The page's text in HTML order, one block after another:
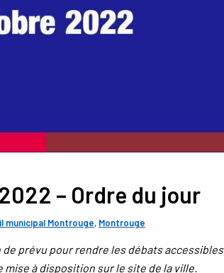
– Ordre du jour
municipal Montrouge, Montrouge
de prévu pour rendre les débats accessibles
à disposition sur le site de la ville.